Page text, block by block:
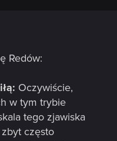
Redów:
Oczywiście,
w tym trybie
tego zjawiska
zbyt często